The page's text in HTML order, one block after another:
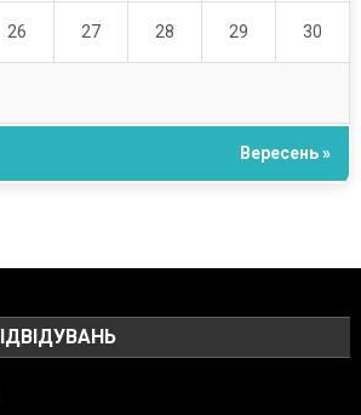
26 27 28 29 30
Вересень »